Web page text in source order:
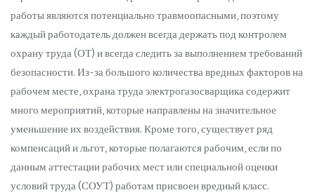
работы являются потенциально травмоопасными, поэтому
каждый работодатель должен всегда держать под контролем
охрану труда (ОТ) и всегда следить за выполнением требований
безопасности. Из-за большого количества вредных факторов на
рабочем месте, охрана труда электрогазосварщика содержит
много мероприятий, которые направлены на значительное
уменьшение их воздействия. Кроме того, существует ряд
компенсаций и льгот, которые полагаются рабочим, если по
данным аттестации рабочих мест или специальной оценки
условий труда (СОУТ) работам присвоен вредный класс.